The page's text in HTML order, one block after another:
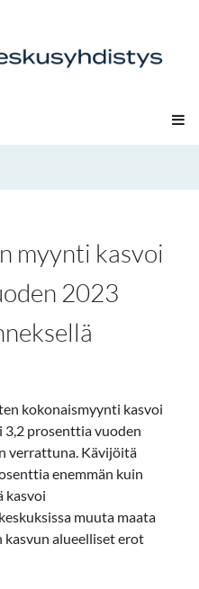
myynti kasvoi
2023
kokonaismyynti kasvoi
prosenttia vuoden
verrattuna. Kävijöitä
enemmän kuin
kasvoi
muuta maata
kasvun alueelliset erot